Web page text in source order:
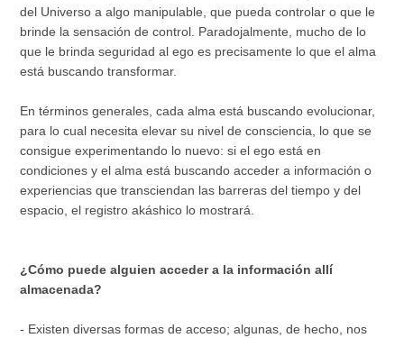
del Universo a algo manipulable, que pueda controlar o que le
brinde la sensación de control. Paradojalmente, mucho de lo
que le brinda seguridad al ego es precisamente lo que el alma
está buscando transformar.
En términos generales, cada alma está buscando evolucionar,
para lo cual necesita elevar su nivel de consciencia, lo que se
consigue experimentando lo nuevo: si el ego está en
condiciones y el alma está buscando acceder a información o
experiencias que transciendan las barreras del tiempo y del
espacio, el registro akáshico lo mostrará.
¿Cómo puede alguien acceder a la información allí
almacenada?
- Existen diversas formas de acceso; algunas, de hecho, nos